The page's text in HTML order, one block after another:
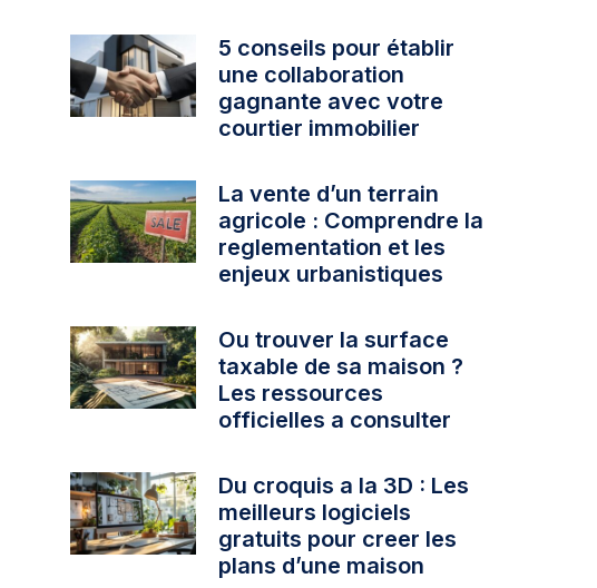
5 conseils pour établir
une collaboration
gagnante avec votre
courtier immobilier
La vente d’un terrain
agricole : Comprendre la
reglementation et les
enjeux urbanistiques
Ou trouver la surface
taxable de sa maison ?
Les ressources
officielles a consulter
Du croquis a la 3D : Les
meilleurs logiciels
gratuits pour creer les
plans d’une maison